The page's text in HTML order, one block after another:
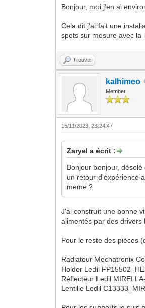
Bonjour, moi j'en ai
Cela dit j'ai fait une
spots sur mesure avec la
Trouver
kalhimeo
Member
15/11/2023, 23:24:47
Zaryel a écrit :
Bonjour bonjour,
un retour d'expérience
meme ?
J'ai construit une bonne
alimentés par des drivers
Pour le reste des pièces
Radiateur Mechatronix
Holder Ledil
Réflecteur Ledil
Lentille Ledil